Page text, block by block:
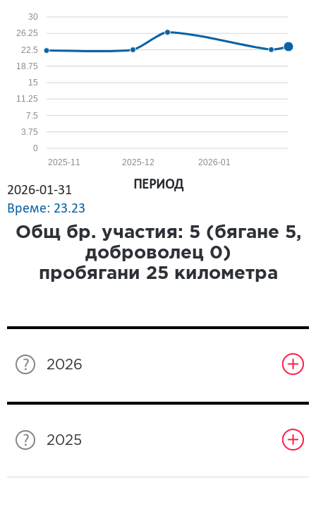
0
3.75
7.5
11.25
15
18.75
22.5
26.25
30
2026-01
2025-12
2025-11
2026-01-31
Време: 23.23
ПЕРИОД
Общ бр. участия: 5 (бягане 5,
доброволец 0)
пробягани 25 километра
2026
2025